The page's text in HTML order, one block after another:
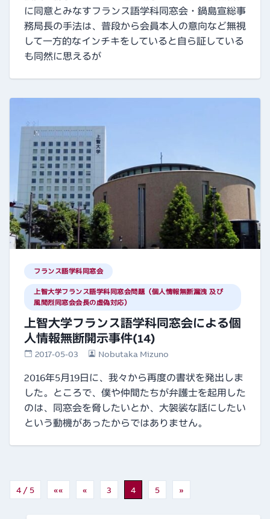
に同意とみなすフランス語学科同窓会・鍋島宣総事
務局長の手法は、普段から会員本人の意向など無視
して一方的なインチキをしていると自ら証している
も同然に思えるが
フランス語学科同窓会
上智大学フランス語学科同窓会問題（個人情報無断漏洩 及び
風間烈同窓会会長の虚偽対応）
上智大学フランス語学科同窓会による個
人情報無断開示事件(14)
2017-05-03 Nobutaka Mizuno
2016年5月19日に、我々から再度の書状を発出しま
した。ところで、僕や仲間たちが弁護士を起用した
のは、同窓会を脅したいとか、大袈裟な話にしたい
という動機があったからではありません。
4 / 5 «« « 3 4 5 »